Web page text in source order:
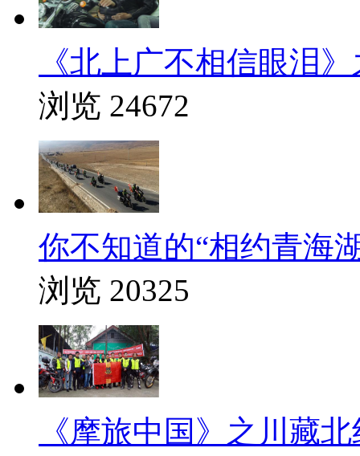
《北上广不相信眼泪
浏览 24672
你不知道的“相约青海
浏览 20325
《摩旅中国》之川藏